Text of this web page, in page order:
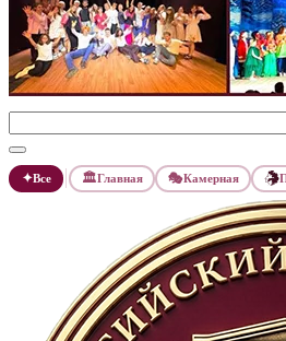
✦Все 🏛Главная 🎭Камерная